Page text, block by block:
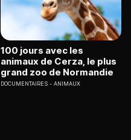
100 jours avec les
animaux de Cerza, le plus
grand zoo de Normandie
DOCUMENTAIRES ANIMAUX